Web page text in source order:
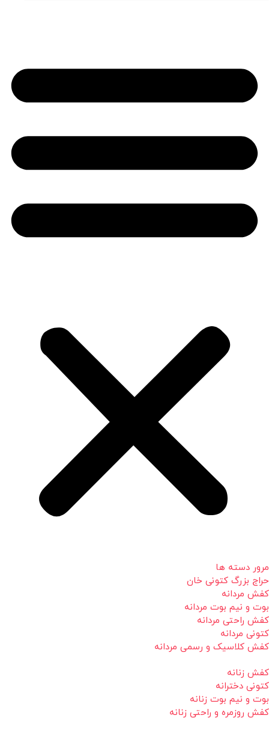
مرور دسته ها
حراج بزرگ کتونی خان
کفش مردانه
بوت و نیم بوت مردانه
کفش راحتی مردانه
کتونی مردانه
کفش کلاسیک و رسمی مردانه
کفش زنانه
کتونی دخترانه
بوت و نیم بوت زنانه
کفش روزمره و راحتی زنانه